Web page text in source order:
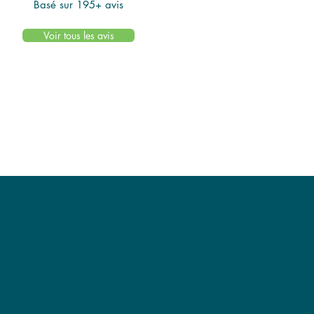
Voir tous les avis
Basé sur 195+ avis